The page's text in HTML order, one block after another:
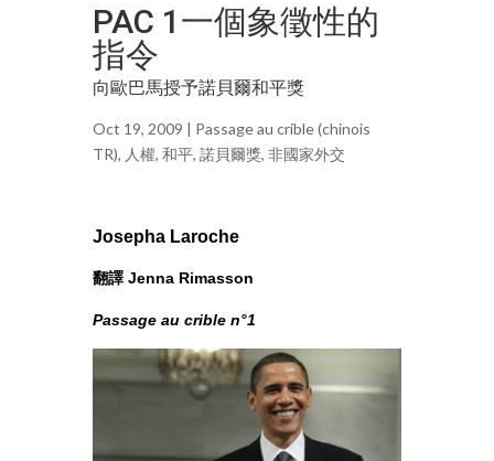
PAC 1一個象徵性的
指令
向歐巴馬授予諾貝爾和平獎
Oct 19, 2009 | Passage au crible (chinois
TR), 人權, 和平, 諾貝爾獎, 非國家外交
Josepha Laroche
翻譯 Jenna Rimasson
Passage au crible n°1